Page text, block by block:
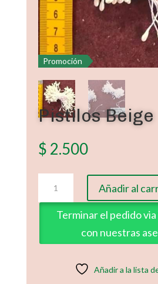
Promoción
Pistilos Beige
$ 2.500
Beige
cantidad
Añadir al
Terminar el pedido
con nuestras
Añadir a la lista